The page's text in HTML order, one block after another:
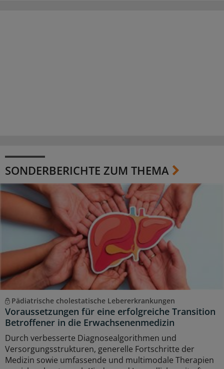
SONDERBERICHTE ZUM THEMA
Pädiatrische cholestatische Lebererkrankungen
Voraussetzungen für eine erfolgreiche Transition
Betroffener in die Erwachsenenmedizin
Durch verbesserte Diagnosealgorithmen und
Versorgungsstrukturen, generelle Fortschritte der
Medizin sowie umfassende und multimodale Therapien